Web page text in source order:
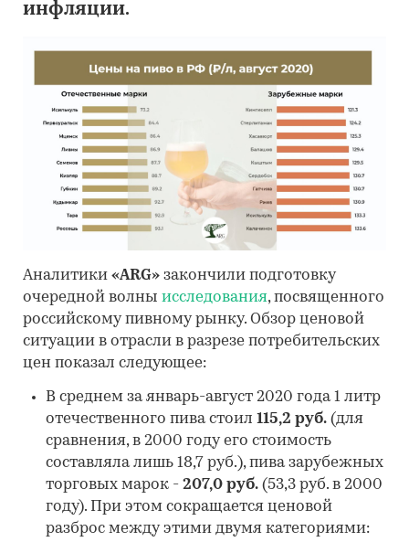
инфляции.
Аналитики «ARG» закончили подготовку
очередной волны исследования, посвященного
российскому пивному рынку. Обзор ценовой
ситуации в отрасли в разрезе потребительских
цен показал следующее:
В среднем за январь-август 2020 года 1 литр
отечественного пива стоил 115,2 руб. (для
сравнения, в 2000 году его стоимость
составляла лишь 18,7 руб.), пива зарубежных
торговых марок - 207,0 руб. (53,3 руб. в 2000
году). При этом сокращается ценовой
разброс между этими двумя категориями: